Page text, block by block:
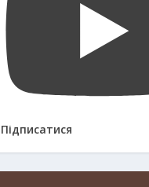
Підписатися